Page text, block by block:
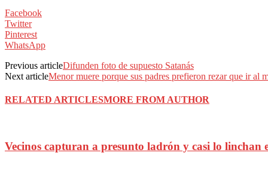
Facebook
Twitter
Pinterest
WhatsApp
Previous articleDifunden foto de supuesto Satanás
Next articleMenor muere porque sus padres prefieron rezar que ir al
RELATED ARTICLESMORE FROM AUTHOR
Vecinos capturan a presunto ladrón y casi lo linchan